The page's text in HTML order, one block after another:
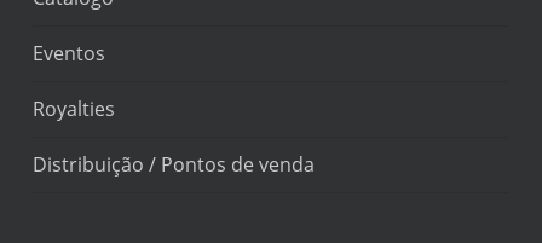
Eventos
Royalties
Distribuição / Pontos de venda